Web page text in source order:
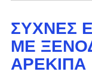
ΣΥΧΝΈΣ
ΜΕ
ΑΡΕΚΊΠΑ